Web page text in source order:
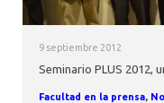
9 septiembre 2012
Seminario PLUS 2012,
Facultad en la prensa,